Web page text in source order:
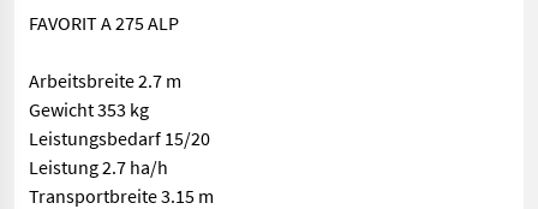
FAVORIT A 275 ALP
Arbeitsbreite 2.7 m
Gewicht 353 kg
Leistungsbedarf 15/20
Leistung 2.7 ha/h
Transportbreite 3.15 m